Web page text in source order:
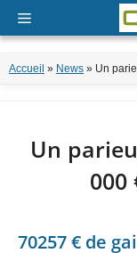
contenu
Menu
Accueil » News » Un
Un
000
70257 € de